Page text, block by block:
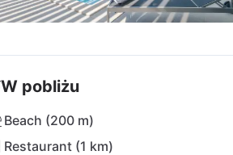
W pobliżu
Beach (200 m)
Restaurant (1 km)